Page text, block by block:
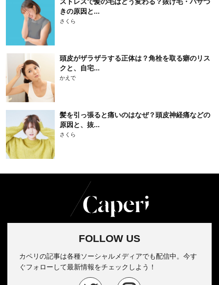
ストレスで髪の毛はどう変わる？抜け毛・パサつ
きの原因と...
さくら
頭皮がザラザラする正体は？角栓を取る癖のリス
クと、自宅...
かえで
髪を引っ張ると痛いのはなぜ？頭皮神経痛などの
原因と、抜...
さくら
FOLLOW US
カペリの記事は各種ソーシャルメディアでも配信中。今す
ぐフォローして最新情報をチェックしよう！